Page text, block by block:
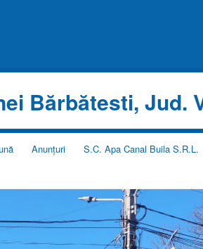
Bărbătesti, Jud.
Anunțuri S.C. Apa Canal Buila S.R.L.